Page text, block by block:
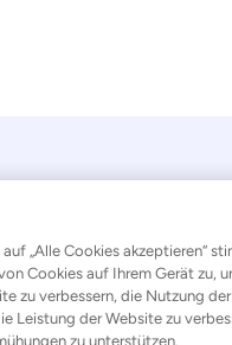
Kaseya. Alle Rechte
„Alle Cookies akzeptieren“
Cookies auf Ihrem Gerät zu,
zu verbessern, die Nutzung
Leistung der Website zu
zu unterstützen.